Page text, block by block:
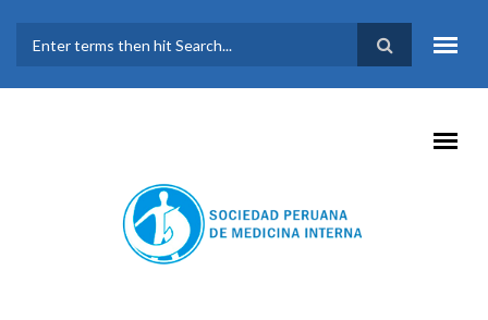
FORMULARIO DE
BÚSQUEDA